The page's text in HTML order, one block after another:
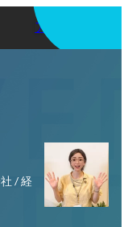
アプリを使う
/ 経